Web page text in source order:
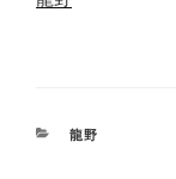
カ
龍野